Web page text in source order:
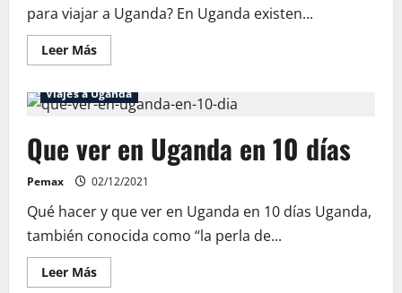
para viajar a Uganda? En Uganda existen...
Leer MásLeer
más
Guía
de
Uganda
Viajes a Uganda
Que ver en Uganda en 10 días
Pemax 02/12/2021
Qué hacer y que ver en Uganda en 10 días Uganda,
también conocida como “la perla de...
Leer MásLeer
más